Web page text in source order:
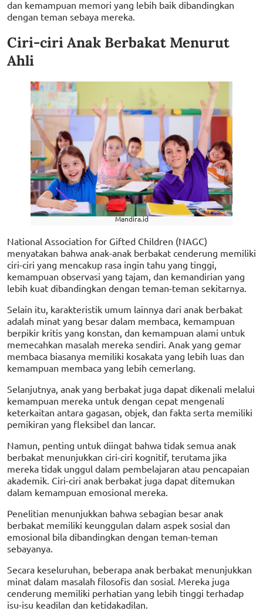
dan kemampuan memori yang lebih baik dibandingkan
dengan teman sebaya mereka.
Ciri-ciri Anak Berbakat Menurut
Ahli
Mandira.id
National Association for Gifted Children (NAGC)
menyatakan bahwa anak-anak berbakat cenderung memiliki
ciri-ciri yang mencakup rasa ingin tahu yang tinggi,
kemampuan observasi yang tajam, dan kemandirian yang
lebih kuat dibandingkan dengan teman-teman sekitarnya.
Selain itu, karakteristik umum lainnya dari anak berbakat
adalah minat yang besar dalam membaca, kemampuan
berpikir kritis yang konstan, dan kemampuan alami untuk
memecahkan masalah mereka sendiri. Anak yang gemar
membaca biasanya memiliki kosakata yang lebih luas dan
kemampuan membaca yang lebih cemerlang.
Selanjutnya, anak yang berbakat juga dapat dikenali melalui
kemampuan mereka untuk dengan cepat mengenali
keterkaitan antara gagasan, objek, dan fakta serta memiliki
pemikiran yang fleksibel dan lancar.
Namun, penting untuk diingat bahwa tidak semua anak
berbakat menunjukkan ciri-ciri kognitif, terutama jika
mereka tidak unggul dalam pembelajaran atau pencapaian
akademik. Ciri-ciri anak berbakat juga dapat ditemukan
dalam kemampuan emosional mereka.
Penelitian menunjukkan bahwa sebagian besar anak
berbakat memiliki keunggulan dalam aspek sosial dan
emosional bila dibandingkan dengan teman-teman
sebayanya.
Secara keseluruhan, beberapa anak berbakat menunjukkan
minat dalam masalah filosofis dan sosial. Mereka juga
cenderung memiliki perhatian yang lebih tinggi terhadap
isu-isu keadilan dan ketidakadilan.